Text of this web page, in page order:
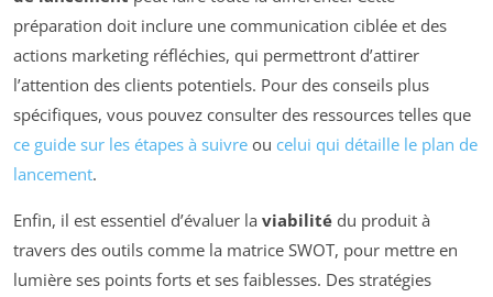
préparation doit inclure une communication ciblée et des
actions marketing réfléchies, qui permettront d’attirer
l’attention des clients potentiels. Pour des conseils plus
spécifiques, vous pouvez consulter des ressources telles que
ce guide sur les étapes à suivre ou celui qui détaille le plan de
lancement.
Enfin, il est essentiel d’évaluer la viabilité du produit à
travers des outils comme la matrice SWOT, pour mettre en
lumière ses points forts et ses faiblesses. Des stratégies